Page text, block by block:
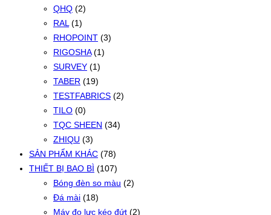
QHQ (2)
RAL (1)
RHOPOINT (3)
RIGOSHA (1)
SURVEY (1)
TABER (19)
TESTFABRICS (2)
TILO (0)
TQC SHEEN (34)
ZHIQU (3)
SẢN PHẨM KHÁC (78)
THIẾT BỊ BAO BÌ (107)
Bóng đèn so màu (2)
Đá mài (18)
Máy đo lực kéo đứt (2)